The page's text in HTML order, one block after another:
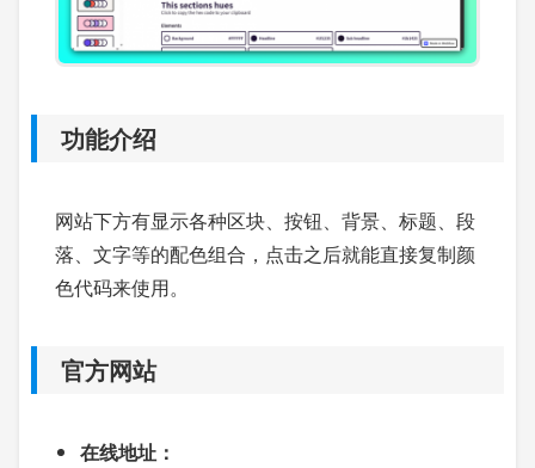
功能介绍
网站下方有显示各种区块、按钮、背景、标题、段
落、文字等的配色组合，点击之后就能直接复制颜
色代码来使用。
官方网站
在线地址：